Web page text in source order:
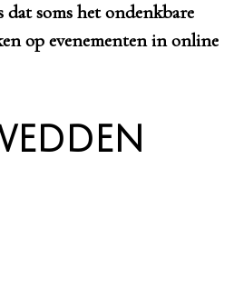
dat soms het ondenkbare
op evenementen in online